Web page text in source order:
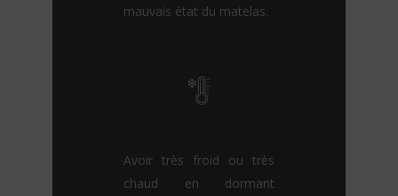
mauvais état du matelas.
Avoir très froid ou très
chaud en dormant